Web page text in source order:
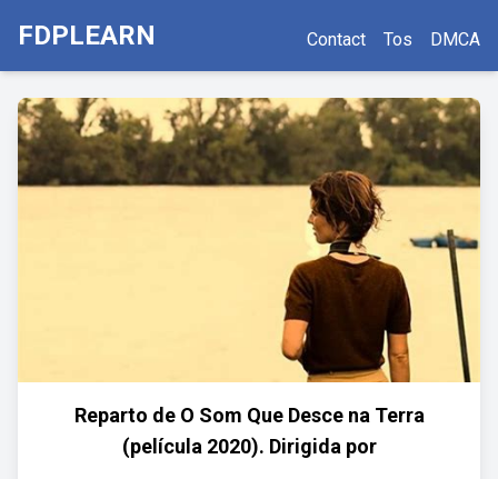
FDPLEARN Contact Tos DMCA
Reparto de O Som Que Desce na Terra
(película 2020). Dirigida por